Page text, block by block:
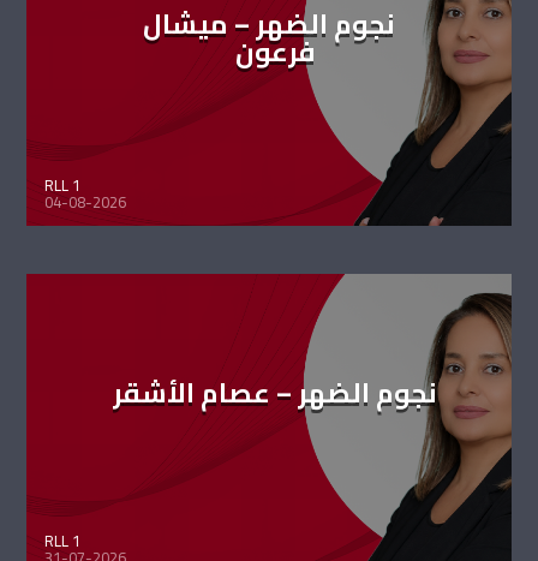
نجوم الضهر – ميشال
فرعون
RLL 1
04-08-2026
نجوم الضهر – عصام الأشقر
RLL 1